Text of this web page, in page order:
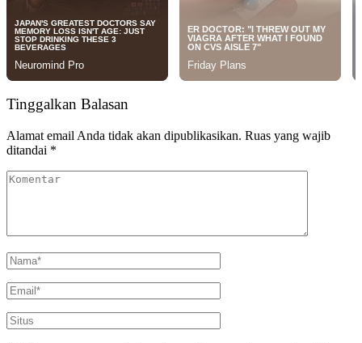
Tinggalkan Balasan
Alamat email Anda tidak akan dipublikasikan. Ruas yang wajib
ditandai *